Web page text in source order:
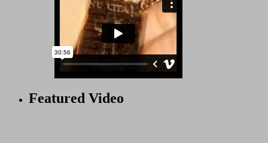
Featured Video